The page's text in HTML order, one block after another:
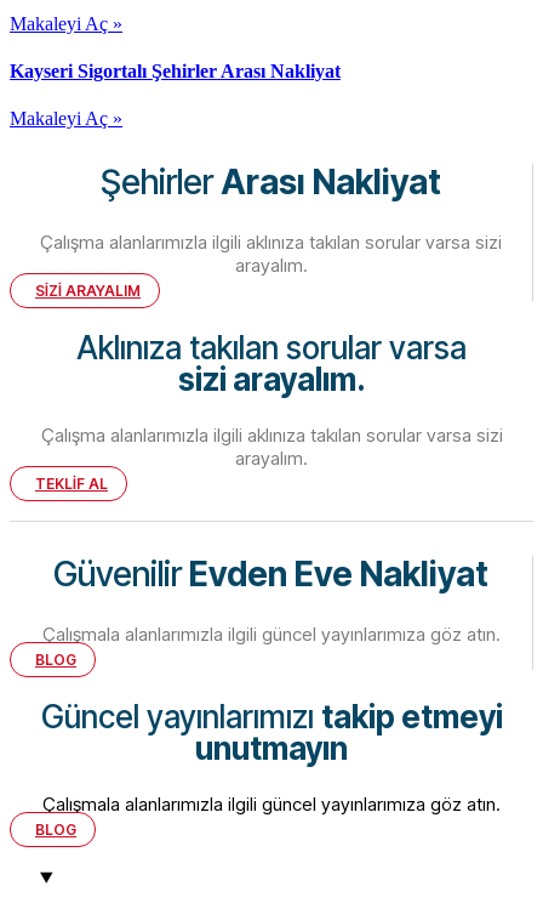
Makaleyi Aç »
Kayseri Sigortalı Şehirler Arası Nakliyat
Makaleyi Aç »
ŞehirlerArası Nakliyat
Çalışma alanlarımızla ilgili aklınıza takılan sorular varsa sizi
arayalım.
SİZİ ARAYALIM
Aklınıza takılan sorular varsa
sizi arayalım.
Çalışma alanlarımızla ilgili aklınıza takılan sorular varsa sizi
arayalım.
TEKLİF AL
GüvenilirEvden Eve Nakliyat
Çalışmala alanlarımızla ilgili güncel yayınlarımıza göz atın.
BLOG
Güncel yayınlarımızı takip etmeyi
unutmayın
Çalışmala alanlarımızla ilgili güncel yayınlarımıza göz atın.
BLOG